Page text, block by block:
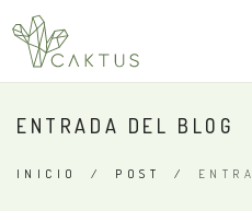
ENTRADA DEL BLOG
INICIO / POST /